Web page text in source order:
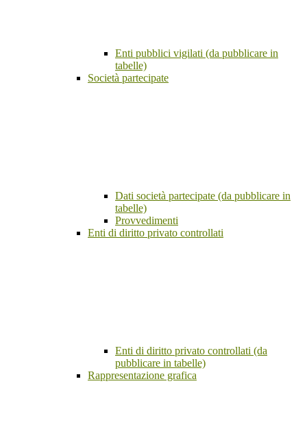
Enti pubblici vigilati (da pubblicare in
tabelle)
Società partecipate
Dati società partecipate (da pubblicare in
tabelle)
Provvedimenti
Enti di diritto privato controllati
Enti di diritto privato controllati (da
pubblicare in tabelle)
Rappresentazione grafica